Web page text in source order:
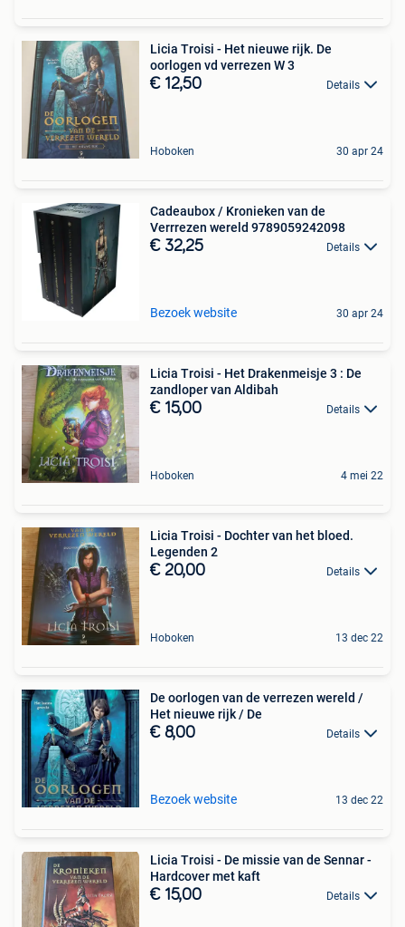
Licia Troisi - Het nieuwe rijk. De
oorlogen vd verrezen W 3
€ 12,50 Details
Hoboken 30 apr 24
Cadeaubox / Kronieken van de
Verrrezen wereld 9789059242098
€ 32,25 Details
Bezoek website 30 apr 24
Licia Troisi - Het Drakenmeisje 3 : De
zandloper van Aldibah
€ 15,00 Details
Hoboken 4 mei 22
Licia Troisi - Dochter van het bloed.
Legenden 2
€ 20,00 Details
Hoboken 13 dec 22
De oorlogen van de verrezen wereld /
Het nieuwe rijk / De
€ 8,00 Details
Bezoek website 13 dec 22
Licia Troisi - De missie van de Sennar -
Hardcover met kaft
€ 15,00 Details